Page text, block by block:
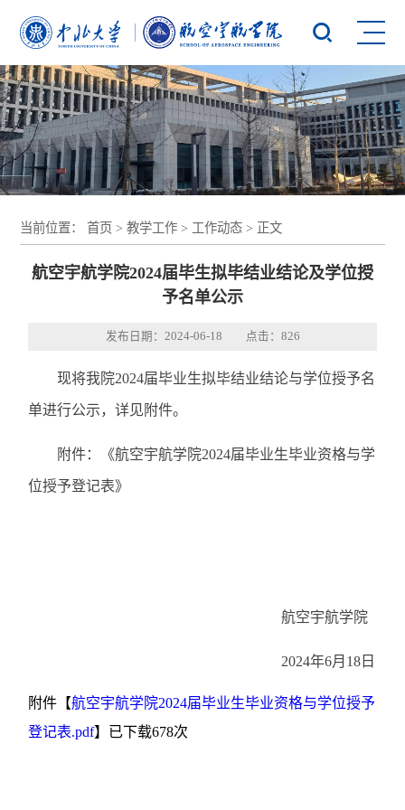
当前位置：首页 >教学工作 > 工作动态 > 正文
航空宇航学院2024届毕生拟毕结业结论及学位授
予名单公示
发布日期：2024-06-18 点击： 826
现将我院2024届毕业生拟毕结业结论与学位授予名
单进行公示，详见附件。
附件：《航空宇航学院2024届毕业生毕业资格与学
位授予登记表》
航空宇航学院
2024年6月18日
附件【航空宇航学院2024届毕业生毕业资格与学位授予
登记表.pdf】已下载678次